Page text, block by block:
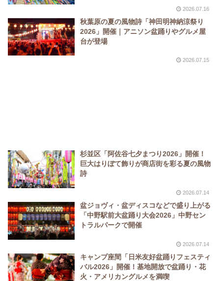
2026.07.16
秋葉原の夏の風物詩「神田明神納涼祭り
2026」開催｜アニソン盆踊りやグルメ屋
台が登場
2026.07.15
杉並区「阿佐谷七夕まつり2026」開催！
巨大はりぼて飾りが商店街を彩る夏の風物
詩
2026.07.14
盆ジョヴィ・盆ディスコなどで盛り上がる
「中野駅前大盆踊り大会2026」中野セン
トラルパークで開催
2026.07.14
キャンプ座間「日米友好盆踊りフェスティ
バル2026」開催！基地開放で盆踊り・花
火・アメリカングルメを満喫